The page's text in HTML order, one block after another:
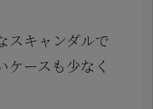
スキャンダルで
ースも少なく